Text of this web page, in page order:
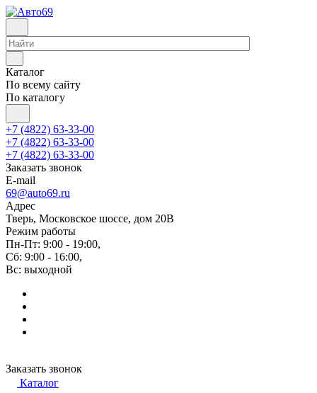
Каталог
По всему сайту
По каталогу
+7 (4822) 63-33-00
+7 (4822) 63-33-00
+7 (4822) 63-33-00
Заказать звонок
E-mail
69@auto69.ru
Адрес
Тверь, Московское шоссе, дом 20В
Режим работы
Пн-Пт: 9:00 - 19:00,
Сб: 9:00 - 16:00,
Вс: выходной
Заказать звонок
Каталог